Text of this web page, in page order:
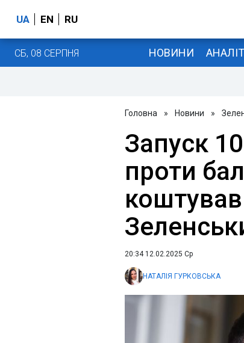
UA EN RU
СБ, 08 СЕРПНЯ НОВИНИ
Головна » Новини »
Запуск
проти
20:34 12.02.2025 Ср
НАТАЛІЯ ГУРКОВСЬКА